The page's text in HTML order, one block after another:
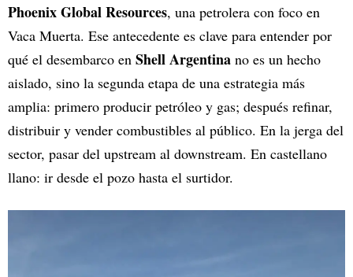
Phoenix Global Resources, una petrolera con foco en
Vaca Muerta. Ese antecedente es clave para entender por
qué el desembarco en Shell Argentina no es un hecho
aislado, sino la segunda etapa de una estrategia más
amplia: primero producir petróleo y gas; después refinar,
distribuir y vender combustibles al público. En la jerga del
sector, pasar del upstream al downstream. En castellano
llano: ir desde el pozo hasta el surtidor.